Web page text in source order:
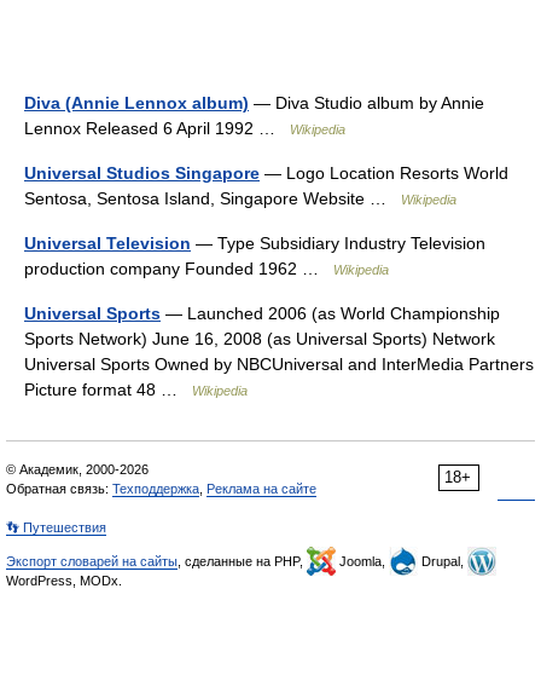
Diva (Annie Lennox album) — Diva Studio album by Annie
Lennox Released 6 April 1992 …
Wikipedia
Universal Studios Singapore — Logo Location Resorts World
Sentosa, Sentosa Island, Singapore Website …
Wikipedia
Universal Television — Type Subsidiary Industry Television
production company Founded 1962 …
Wikipedia
Universal Sports — Launched 2006 (as World Championship
Sports Network) June 16, 2008 (as Universal Sports) Network
Universal Sports Owned by NBCUniversal and InterMedia Partners
Picture format 48 …
Wikipedia
18+
© Академик, 2000-2026
Обратная связь: Техподдержка Реклама на сайте
👣 Путешествия
Экспорт словарей на сайты , сделанные на PHP, Joomla,
Drupal,
WordPress, MODx.